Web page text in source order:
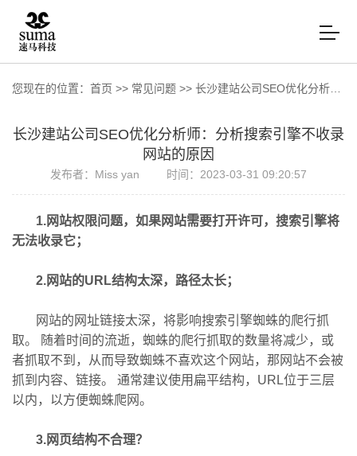
您现在的位置： 首页 >> 常见问题 >> 长沙建站公司SEO优化分析师：分析搜索引擎不收录网站的原因
长沙建站公司SEO优化分析师：分析搜索引擎不收录
网站的原因
发布者：Miss yan 时间：2023-03-31 09:20:57
1.网站权限问题，如果网站需要打开许可，搜索引擎将
无法收录它；
2.网站的URL结构太深，路径太长；
网站的网址链接太深，将影响搜索引擎蜘蛛的爬行抓
取。 随着时间的流逝，蜘蛛的爬行抓取的数量将减少，或
者抓取不到，从而导致蜘蛛不喜欢这个网站，那网站不会被
抓到内容、链接。 通常建议使用扁平结构，URL位于三层
以内，以方便蜘蛛爬网。
3.网页结构不合理？